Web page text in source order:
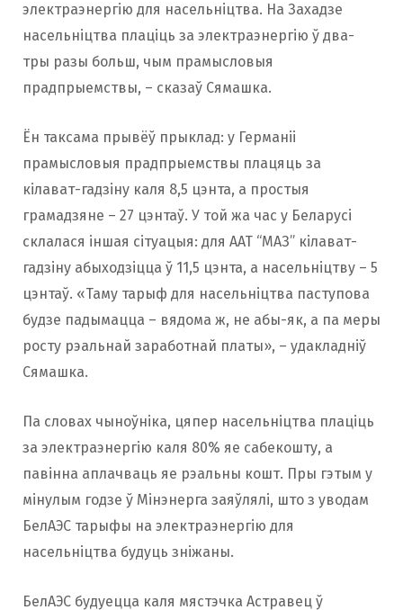
электраэнергію для насельніцтва. На Захадзе
насельніцтва плаціць за электраэнергію ў два-
тры разы больш, чым прамысловыя
прадпрыемствы, – сказаў Сямашка.
Ён таксама прывёў прыклад: у Германіі
прамысловыя прадпрыемствы плацяць за
кілават-гадзіну каля 8,5 цэнта, а простыя
грамадзяне – 27 цэнтаў. У той жа час у Беларусі
склалася іншая сітуацыя: для ААТ “МАЗ” кілават-
гадзіну абыходзіцца ў 11,5 цэнта, а насельніцтву – 5
цэнтаў. «Таму тарыф для насельніцтва паступова
будзе падымацца – вядома ж, не абы-як, а па меры
росту рэальнай заработнай платы», – удакладніў
Сямашка.
Па словах чыноўніка, цяпер насельніцтва плаціць
за электраэнергію каля 80% яе сабекошту, а
павінна аплачваць яе рэальны кошт. Пры гэтым у
мінулым годзе ў Мінэнерга заяўлялі, што з уводам
БелАЭС тарыфы на электраэнергію для
насельніцтва будуць зніжаны.
БелАЭС будуецца каля мястэчка Астравец ў